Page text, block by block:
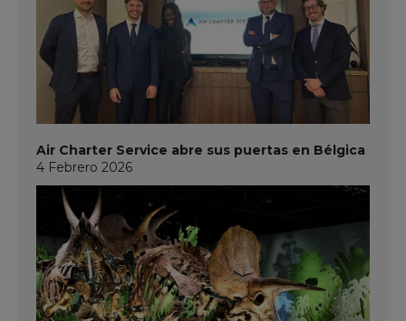
Air Charter Service abre sus puertas en Bélgica
4 Febrero 2026